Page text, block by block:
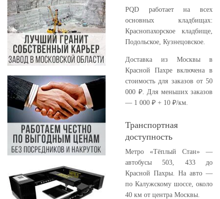
PQD работает на всех
основных кладбищах:
Краснопахорское кладбище,
Подольское, Кузнецовское.
Доставка из Москвы в
Красной Пахре включена в
стоимость для заказов от 50
000 ₽. Для меньших заказов
— 1 000 ₽ + 10 ₽/км.
Транспортная
доступность
Метро «Тёплый Стан» —
автобусы 503, 433 до
Красной Пахры. На авто —
по Калужскому шоссе, около
40 км от центра Москвы.